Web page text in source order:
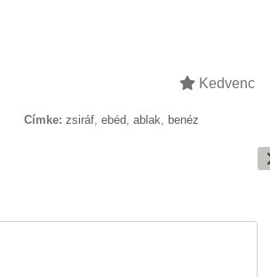
Kedvenc
Címke: zsiráf, ebéd, ablak, benéz